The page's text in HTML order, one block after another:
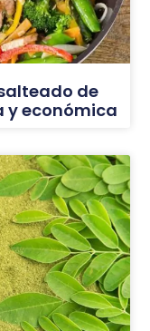
de
y económica